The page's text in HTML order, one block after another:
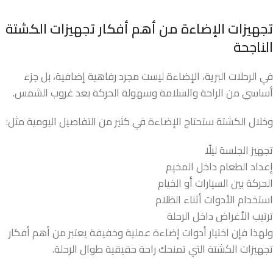
تجهيزات الإضاءة من أهم أفكار تجهيزات الكشتة
الناجحة
في الرحلات البرية، الإضاءة ليست مجرد رفاهية إضافية، بل جزء
أساسي من الراحة والسلامة وسهولة الحركة بعد غروب الشمس.
وخلال الكشتة ستحتاج الإضاءة في كثير من التفاصيل اليومية مثل:
تجهيز الجلسة ليلًا
إعداد الطعام داخل المخيم
الحركة بين السيارات أو الخيام
استخدام الأدوات أثناء الظلام
ترتيب الأغراض داخل الرحلة
ولهذا فإن اختيار أدوات إضاءة عملية وخفيفة يعتبر من أهم أفكار
تجهيزات الكشتة التي تمنحك راحة حقيقية طوال الرحلة.